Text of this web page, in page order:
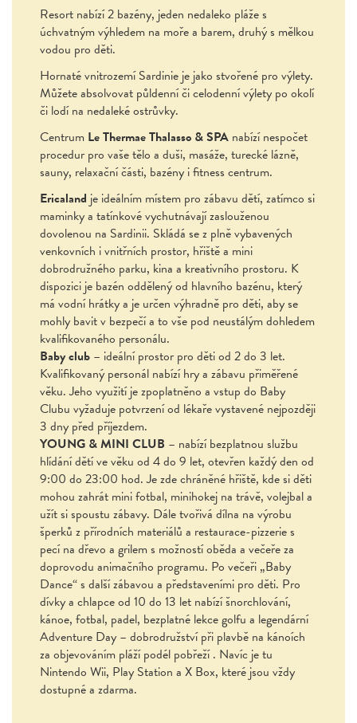
Resort nabízí 2 bazény, jeden nedaleko pláže s
úchvatným výhledem na moře a barem, druhý s mělkou
vodou pro děti.
Hornaté vnitrozemí Sardinie je jako stvořené pro výlety.
Můžete absolvovat půldenní či celodenní výlety po okolí
či lodí na nedaleké ostrůvky.
Centrum Le Thermae Thalasso & SPA nabízí nespočet
procedur pro vaše tělo a duši, masáže, turecké lázně,
sauny, relaxační části, bazény i fitness centrum.
Ericaland je ideálním místem pro zábavu dětí, zatímco si
maminky a tatínkové vychutnávají zaslouženou
dovolenou na Sardinii. Skládá se z plně vybavených
venkovních i vnitřních prostor, hřiště a mini
dobrodružného parku, kina a kreativního prostoru. K
dispozici je bazén oddělený od hlavního bazénu, který
má vodní hrátky a je určen výhradně pro děti, aby se
mohly bavit v bezpečí a to vše pod neustálým dohledem
kvalifikovaného personálu.
Baby club – ideální prostor pro děti od 2 do 3 let.
Kvalifikovaný personál nabízí hry a zábavu přiměřené
věku. Jeho využití je zpoplatněno a vstup do Baby
Clubu vyžaduje potvrzení od lékaře vystavené nejpozději
3 dny před příjezdem.
YOUNG & MINI CLUB – nabízí bezplatnou službu
hlídání dětí ve věku od 4 do 9 let, otevřen každý den od
9:00 do 23:00 hod. Je zde chráněné hřiště, kde si děti
mohou zahrát mini fotbal, minihokej na trávě, volejbal a
užít si spoustu zábavy. Dále tvořivá dílna na výrobu
šperků z přírodních materiálů a restaurace-pizzerie s
pecí na dřevo a grilem s možností oběda a večeře za
doprovodu animačního programu. Po večeři „Baby
Dance“ s další zábavou a představeními pro děti. Pro
dívky a chlapce od 10 do 13 let nabízí šnorchlování,
kánoe, fotbal, padel, bezplatné lekce golfu a legendární
Adventure Day – dobrodružství při plavbě na kánoích
za objevováním pláží podél pobřeží . Navíc je tu
Nintendo Wii, Play Station a X Box, které jsou vždy
dostupné a zdarma.